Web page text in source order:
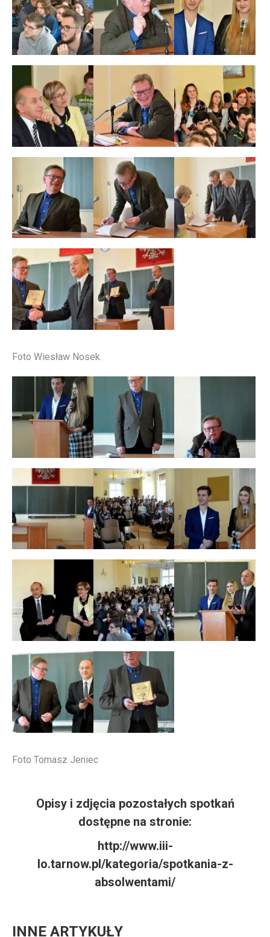
Foto Wiesław Nosek.
Foto Tomasz Jeniec
Opisy i zdjęcia pozostałych spotkań
dostępne na stronie:
http://www.iii-
lo.tarnow.pl/kategoria/spotkania-z-
absolwentami/
INNE ARTYKUŁY